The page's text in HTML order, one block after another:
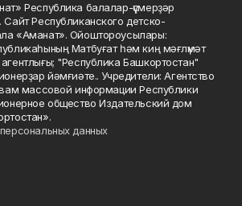
Республика балалар-үҫмерҙәр
Республиканского детско-
«Аманат». Ойоштороусылары:
Матбуғат һәм киң мәғлүмәт
"Республика Башкортостан"
йәмғиәте.. Учредители: Агентство
массовой информации Республики
общество Издательский дом
данных